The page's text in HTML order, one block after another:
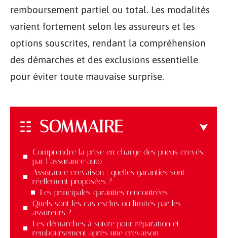
remboursement partiel ou total. Les modalités
varient fortement selon les assureurs et les
options souscrites, rendant la compréhension
des démarches et des exclusions essentielle
pour éviter toute mauvaise surprise.
SOMMAIRE
Comprendre la prise en charge des pneus crevés
par l’assurance auto
Assurance crevaison : quelles garanties sont
réellement proposées ?
Les principales garanties rencontrées
Quels sont les cas exclus ou limités par les
assureurs ?
Les démarches à suivre pour réparation et
remboursement après une crevaison